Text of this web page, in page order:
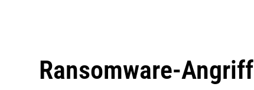
Ransomware-Angriff